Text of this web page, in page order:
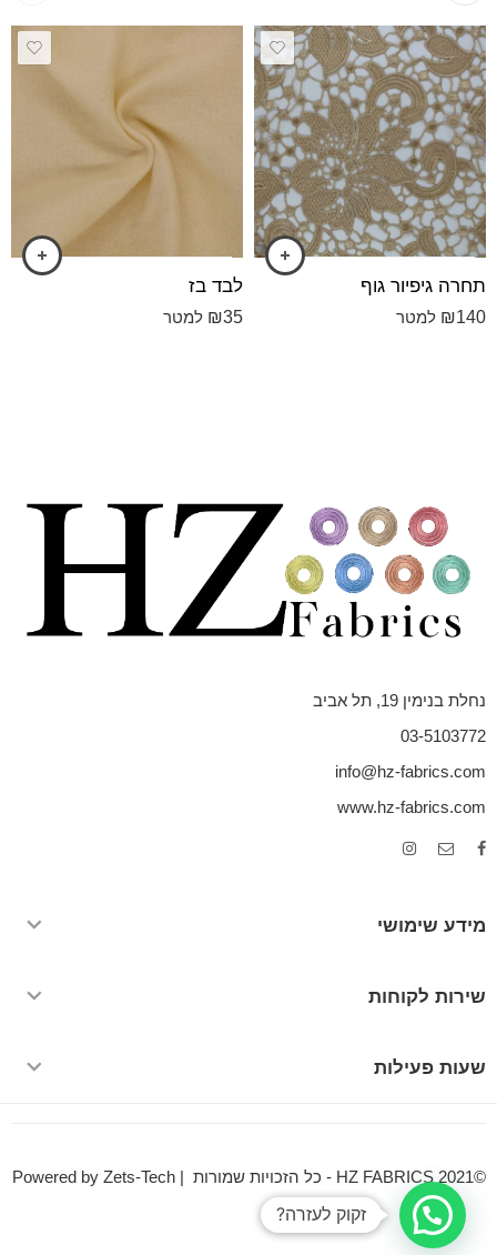
תחרה גיפיור גוף
₪140 למטר
לבד בז
₪35 למטר
נחלת בנימין 19, תל אביב
03-5103772
info@hz-fabrics.com
www.hz-fabrics.com
מידע שימושי
שירות לקוחות
שעות פעילות
©HZ FABRICS 2021 - כל הזכויות שמורות | Powered by Zets-Tech
זקוק לעזרה?